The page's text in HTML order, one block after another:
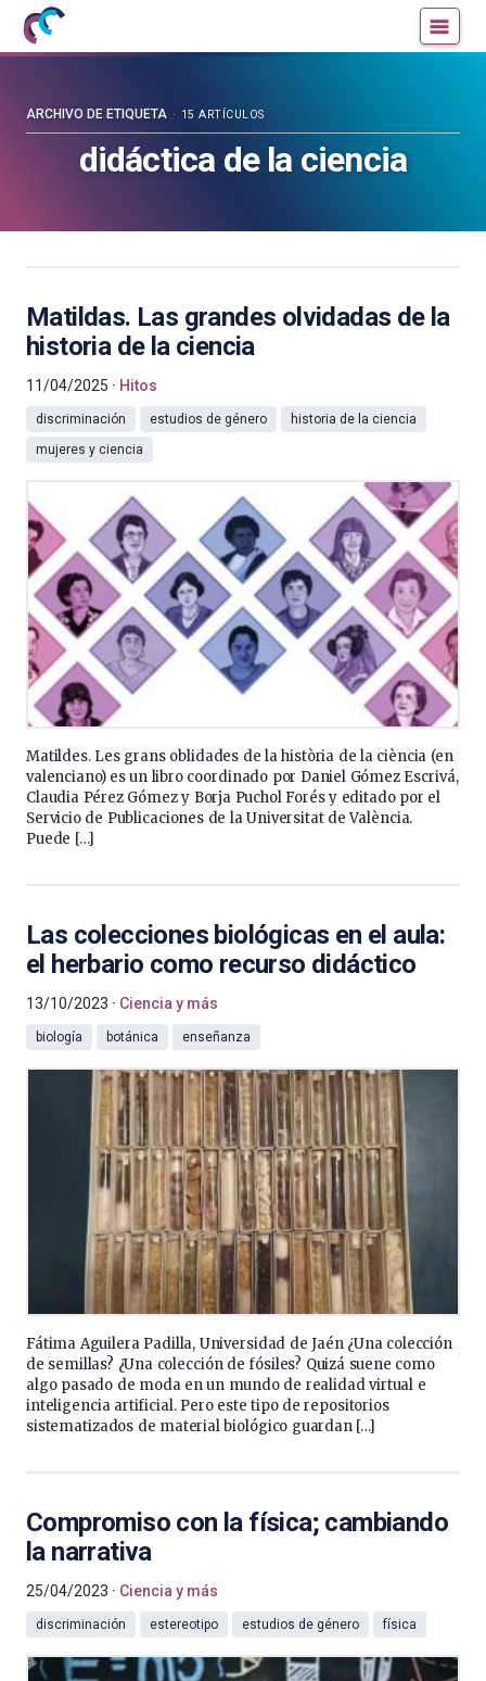
Mujeres
con
blog
didáctica de la ciencia
ARCHIVO DE ETIQUETA 15 ARTÍCULOS
Matildas. Las grandes olvidadas de la
historia de la ciencia
11/04/2025 Hitos
discriminación estudios de género
historia de la ciencia
mujeres y ciencia
Matildes. Les grans oblidades de la història de la ciència (en
valenciano) es un libro coordinado por Daniel Gómez Escrivá,
Claudia Pérez Gómez y Borja Puchol Forés y editado por el
Servicio de Publicaciones de la Universitat de València.
Puede […]
Las colecciones biológicas en el aula:
el herbario como recurso didáctico
13/10/2023 Ciencia y más
biología botánica enseñanza
Fátima Aguilera Padilla, Universidad de Jaén ¿Una colección
de semillas? ¿Una colección de fósiles? Quizá suene como
algo pasado de moda en un mundo de realidad virtual e
inteligencia artificial. Pero este tipo de repositorios
sistematizados de material biológico guardan […]
Compromiso con la física; cambiando
la narrativa
25/04/2023 Ciencia y más
discriminación estereotipo estudios de género física